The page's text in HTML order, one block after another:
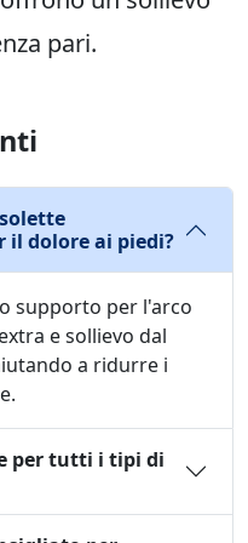
pari.
il dolore ai piedi?
supporto per l'arco
e sollievo dal
a ridurre i
per tutti i tipi di